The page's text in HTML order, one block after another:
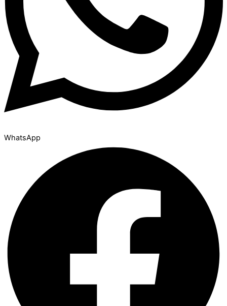
WhatsApp